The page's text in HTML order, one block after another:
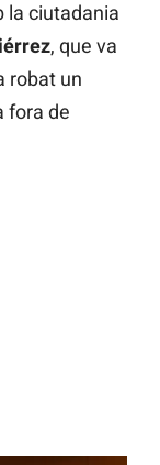
la ciutadania
, que va
robat un
fora de